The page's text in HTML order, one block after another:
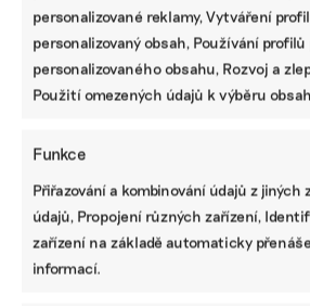
personalizované reklamy, Vytváření
personalizovaný obsah, Používání
personalizovaného obsahu, Rozvoj a
Použití omezených údajů k výběru
Funkce
Přiřazování a kombinování údajů z jiných
údajů, Propojení různých zařízení,
zařízení na základě automaticky
informací.
FacebookX LinkedIn
PODOBNÉ PŘÍSPĚVKY
Ani trend, ani
povinnost.
Udržitelnost je
Dodali
uhlíkové